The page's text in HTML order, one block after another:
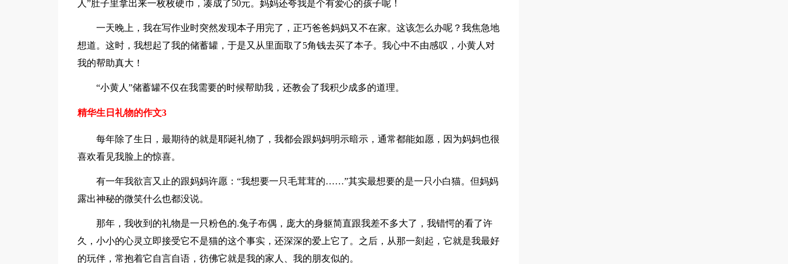
人”肚子里拿出来一枚枚硬币，凑成了50元。妈妈还夸我是个有爱心的孩子呢！
一天晚上，我在写作业时突然发现本子用完了，正巧爸爸妈妈又不在家。这该怎么办呢？我焦急地
想道。这时，我想起了我的储蓄罐，于是又从里面取了5角钱去买了本子。我心中不由感叹，小黄人对
我的帮助真大！
“小黄人”储蓄罐不仅在我需要的时候帮助我，还教会了我积少成多的道理。
精华生日礼物的作文3
每年除了生日，最期待的就是耶诞礼物了，我都会跟妈妈明示暗示，通常都能如愿，因为妈妈也很
喜欢看见我脸上的惊喜。
有一年我欲言又止的跟妈妈许愿：“我想要一只毛茸茸的……”其实最想要的是一只小白猫。但妈妈
露出神秘的微笑什么也都没说。
那年，我收到的礼物是一只粉色的.兔子布偶，庞大的身躯简直跟我差不多大了，我错愕的看了许
久，小小的心灵立即接受它不是猫的这个事实，还深深的爱上它了。之后，从那一刻起，它就是我最好
的玩伴，常抱着它自言自语，彷佛它就是我的家人、我的朋友似的。